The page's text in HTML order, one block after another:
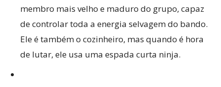
membro mais velho e maduro do grupo, capaz
de controlar toda a energia selvagem do bando.
Ele é também o cozinheiro, mas quando é hora
de lutar, ele usa uma espada curta ninja.